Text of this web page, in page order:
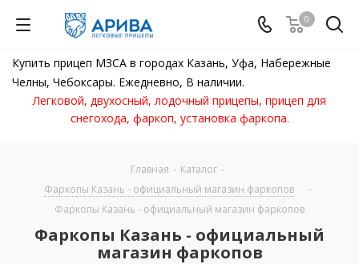
0
Купить прицеп МЗСА в городах Казань, Уфа, Набережные
Челны, Чебоксары. Ежедневно, В наличии.
Легковой, двухосный, лодочный прицепы, прицеп для
снегохода, фаркоп, установка фаркопа.
Главная - Каталог -
Фаркопы Казань - официальный магазин фаркопов
-
Фаркопы Казань - официальный магазин фаркопов
Фаркопы Казань - официальный
магазин фаркопов